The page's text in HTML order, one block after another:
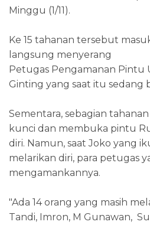
Minggu (1/11).
Ke 15 tahanan tersebut
langsung menyerang
Petugas Pengamanan Pintu
Ginting yang saat itu sedang
Sementara, sebagian
kunci dan membuka pintu
diri. Namun, saat Joko yang
melarikan diri, para petugas
mengamankannya.
"Ada 14 orang yang masih
Tandi, Imron, M Gunawan,